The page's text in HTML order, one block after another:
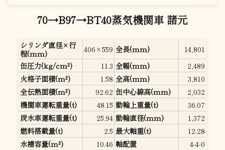
70→B97→BT40蒸気機関車 諸元
シリンダ直径×行
程(mm)
406×559 全長(mm)
14,801
缶圧力(kg/cm²)
11.3 全幅(mm)
2,489
火格子面積(m²)
1.58 全高(mm)
3,810
全伝熱面積(m²)
92.62 缶中心線高(mm)
2,032
機関車運転重量(t)
48.15 動輪上重量(t)
36.07
炭水車運転重量(t)
25.94 動輪直径(mm)
1,372
燃料搭載量(t)
2.5 最大軸重(t)
12.28
水槽容量(m³)
10.46 軸配置 4-4-0